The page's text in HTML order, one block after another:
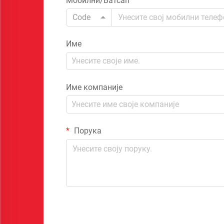
Code
Име
Име компаније
Порука